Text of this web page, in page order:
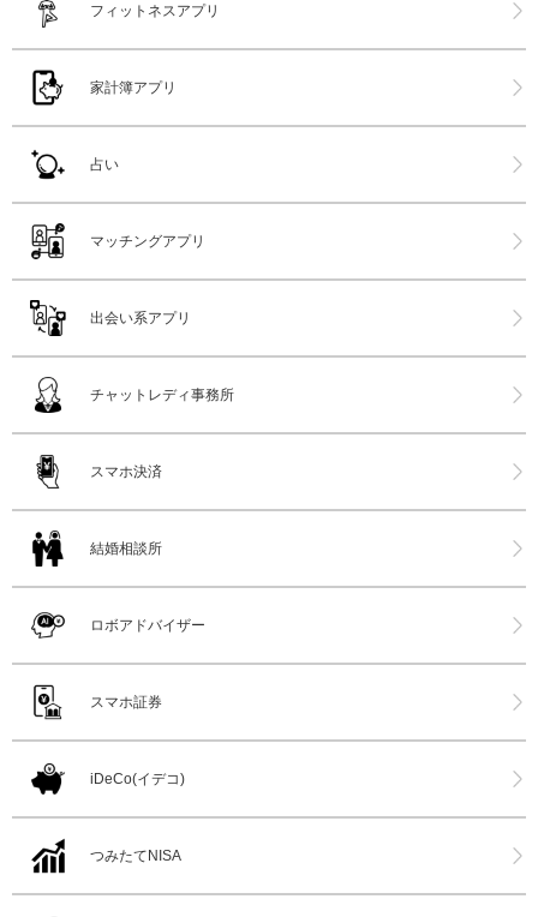
フィットネスアプリ
家計簿アプリ
占い
マッチングアプリ
出会い系アプリ
チャットレディ事務所
スマホ決済
結婚相談所
ロボアドバイザー
スマホ証券
iDeCo(イデコ)
つみたてNISA